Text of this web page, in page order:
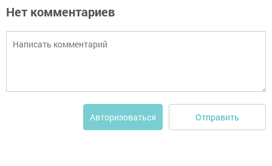
Нет комментариев
Авторизоваться Отправить